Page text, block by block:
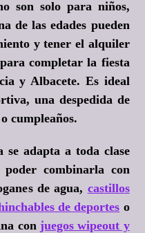
son solo para niños,
de las edades pueden
y tener el alquiler
completar la fiesta
y Albacete. Es ideal
una despedida de
cumpleaños.
se adapta a toda clase
combinarla con
de agua, castillos
de deportes o
con juegos wipeout y